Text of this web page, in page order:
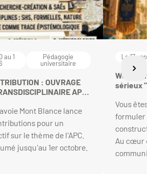
au 1
Pédagogie
universitaire
: OUVRAGE
APC,
Mont Blance lance
pour un
sur le thème de l'APC.
jusqu'au 1er octobre.
Le 17 sept.
Webinaire
sérieux
Vous êtes-
formuler
Au cœur